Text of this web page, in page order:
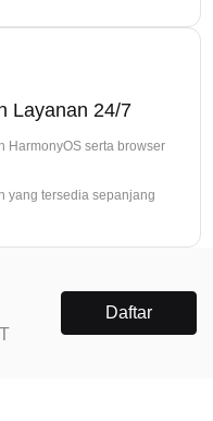
Layanan 24/7
HarmonyOS serta browser
yang tersedia sepanjang
Daftar